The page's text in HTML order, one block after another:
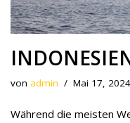
von admin Mai 17, 2024
Während die meisten